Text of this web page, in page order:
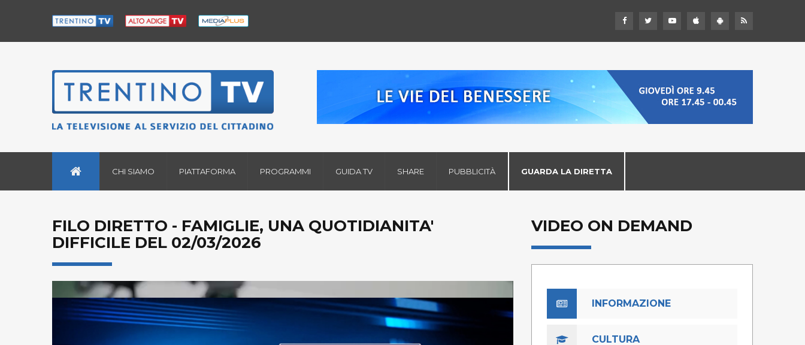
CHI SIAMO PIATTAFORMA PROGRAMMI GUIDA TV SHARE PUBBLICITÀ GUARDA LA DIRETTA
FILO DIRETTO - FAMIGLIE, UNA QUOTIDIANITA'
DIFFICILE DEL 02/03/2026
VIDEO ON DEMAND
INFORMAZIONE
CULTURA